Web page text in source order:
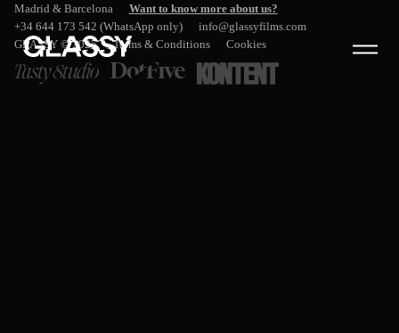
Madrid & Barcelona
Want to know more about us?
+34 644 173 542 (WhatsApp only)
info@glassyfilms.com
GLASSY © 2025
Terms & Conditions Cookies